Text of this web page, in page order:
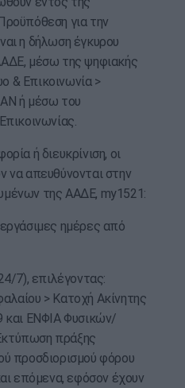
για την
η δήλωση έγκυρου
μέσω της ψηφιακής
& Επικοινωνία >
ή μέσω του
ή διευκρίνιση, οι
να απευθύνονται στην
της ΑΑΔΕ, my1521:
ημέρες από
7), επιλέγοντας:
> Κατοχή Ακίνητης
και ΕΝΦΙΑ Φυσικών/
πράξης
προσδιορισμού φόρου
επόμενα, εφόσον έχουν